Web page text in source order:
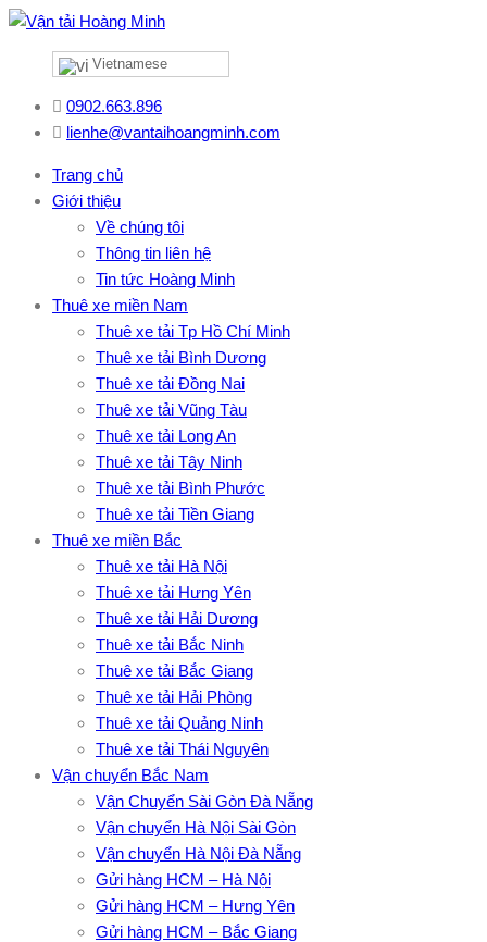
Vietnamese
0902.663.896
lienhe@vantaihoangminh.com
Trang chủ
Giới thiệu
Về chúng tôi
Thông tin liên hệ
Tin tức Hoàng Minh
Thuê xe miền Nam
Thuê xe tải Tp Hồ Chí Minh
Thuê xe tải Bình Dương
Thuê xe tải Đồng Nai
Thuê xe tải Vũng Tàu
Thuê xe tải Long An
Thuê xe tải Tây Ninh
Thuê xe tải Bình Phước
Thuê xe tải Tiền Giang
Thuê xe miền Bắc
Thuê xe tải Hà Nội
Thuê xe tải Hưng Yên
Thuê xe tải Hải Dương
Thuê xe tải Bắc Ninh
Thuê xe tải Bắc Giang
Thuê xe tải Hải Phòng
Thuê xe tải Quảng Ninh
Thuê xe tải Thái Nguyên
Vận chuyển Bắc Nam
Vận Chuyển Sài Gòn Đà Nẵng
Vận chuyển Hà Nội Sài Gòn
Vận chuyển Hà Nội Đà Nẵng
Gửi hàng HCM – Hà Nội
Gửi hàng HCM – Hưng Yên
Gửi hàng HCM – Bắc Giang